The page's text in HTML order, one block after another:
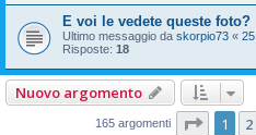
E voi le vedete queste foto?
Ultimo messaggio da skorpio73 «
Risposte: 18
Nuovo argomento
165 argomenti Pagina
1 2